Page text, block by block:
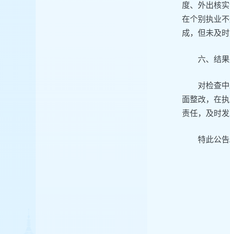
度、外出核
在个别执业
成，但未及
六、结
对检查
面整改，在
责任，及时
特此公告